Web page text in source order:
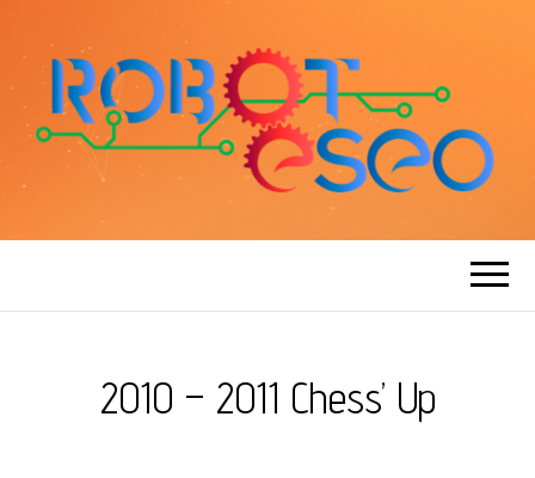
ROBOT ESEO
2010 – 2011 Chess’ Up